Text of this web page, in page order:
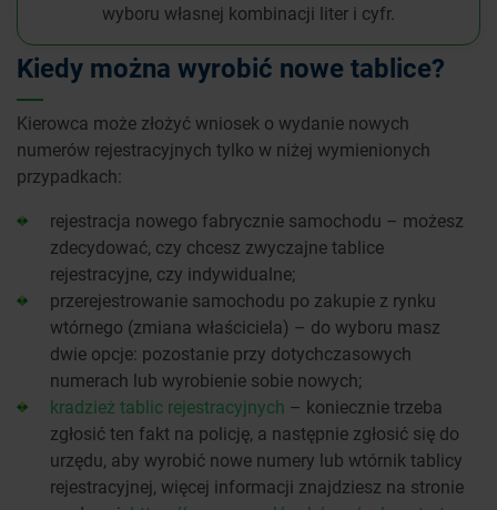
wyboru własnej kombinacji liter i cyfr.
Kiedy można wyrobić nowe tablice?
Kierowca może złożyć wniosek o wydanie nowych
numerów rejestracyjnych tylko w niżej wymienionych
przypadkach:
rejestracja nowego fabrycznie samochodu – możesz
zdecydować, czy chcesz zwyczajne tablice
rejestracyjne, czy indywidualne;
przerejestrowanie samochodu po zakupie z rynku
wtórnego (zmiana właściciela) – do wyboru masz
dwie opcje: pozostanie przy dotychczasowych
numerach lub wyrobienie sobie nowych;
kradzież tablic rejestracyjnych – koniecznie trzeba
zgłosić ten fakt na policję, a następnie zgłosić się do
urzędu, aby wyrobić nowe numery lub wtórnik tablicy
rejestracyjnej, więcej informacji znajdziesz na stronie